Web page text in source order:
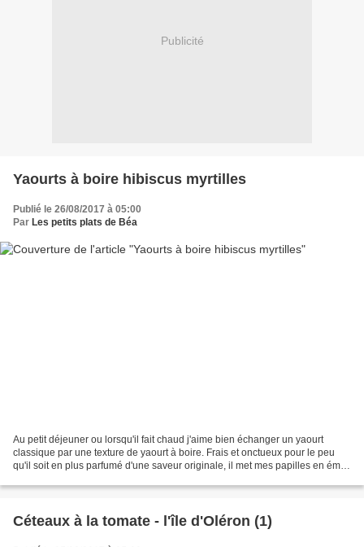
Publicité
Yaourts à boire hibiscus myrtilles
Publié le 26/08/2017 à 05:00
Par Les petits plats de Béa
Au petit déjeuner ou lorsqu'il fait chaud j'aime bien échanger un yaourt
classique par une texture de yaourt à boire. Frais et onctueux pour le peu
qu'il soit en plus parfumé d'une saveur originale, il met mes papilles en émoi.
Céteaux à la tomate - l'île d'Oléron (1)